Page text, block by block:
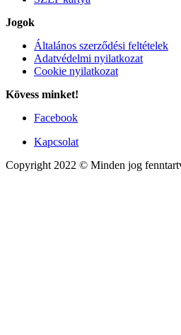
Jogok
Általános szerződési feltételek
Adatvédelmi nyilatkozat
Cookie nyilatkozat
Kövess minket!
Facebook
Kapcsolat
Copyright 2022 © Minden jog